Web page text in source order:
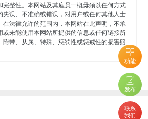
功能
发布
联系
我们
完整性。本网站及其雇员一概毋须以任何方式
失误、不准确或错误，对用户或任何其他人士
在法律允许的范围内，本网站在此声明，不承
或未能使用本网站所提供的信息或任何链接所
附带、从属、特殊、惩罚性或惩戒性的损害赔